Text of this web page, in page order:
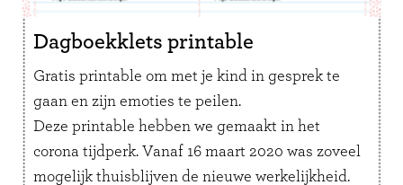
Dagboekklets printable
Gratis printable om met je kind in gesprek te
gaan en zijn emoties te peilen.
Deze printable hebben we gemaakt in het
corona tijdperk. Vanaf 16 maart 2020 was zoveel
mogelijk thuisblijven de nieuwe werkelijkheid.